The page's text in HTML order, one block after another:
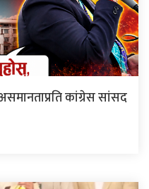
कांग्रेस सांसद